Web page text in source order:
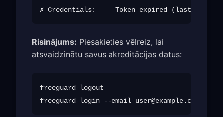
Risinājums: Piesakieties vēlreiz, lai
atsvaidzinātu savus akreditācijas datus:
freeguard logout
freeguard login --email user@example.com